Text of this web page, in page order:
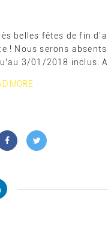
belles fêtes de fin
! Nous serons
3/01/2018 inclus.
MORE